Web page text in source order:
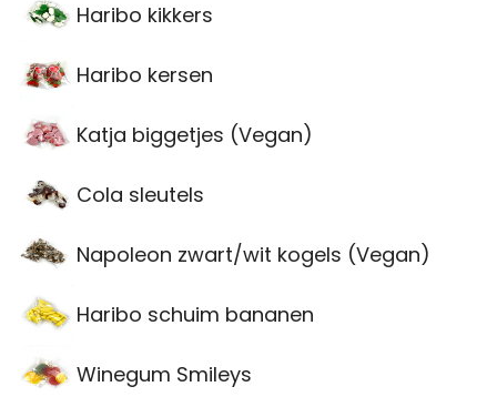
Haribo kikkers
Haribo kersen
Katja biggetjes (Vegan)
Cola sleutels
Napoleon zwart/wit kogels (Vegan)
Haribo schuim bananen
Winegum Smileys